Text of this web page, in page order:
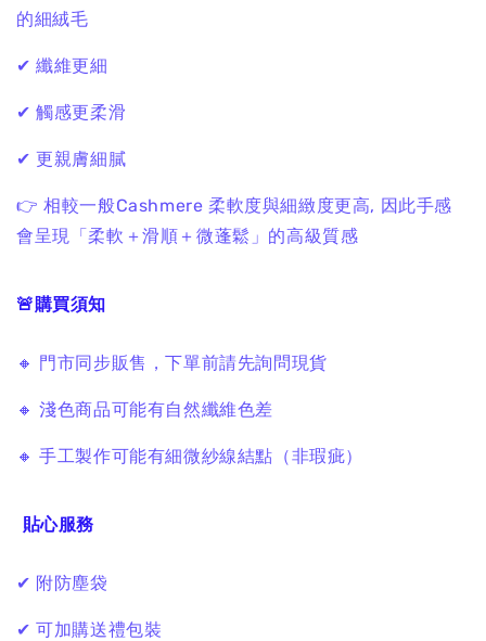
的細絨毛
✔ 纖維更細
✔ 觸感更柔滑
✔ 更親膚細膩
👉 相較一般Cashmere 柔軟度與細緻度更高, 因此手感
會呈現「柔軟＋滑順＋微蓬鬆」的高級質感
🚨購買須知
🔸 門市同步販售，下單前請先詢問現貨
🔸 淺色商品可能有自然纖維色差
🔸 手工製作可能有細微紗線結點（非瑕疵）
貼心服務
✔ 附防塵袋
✔ 可加購送禮包裝